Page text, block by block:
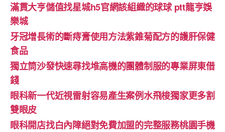
滿貫大亨儲值找星城h5官網該組織的球球 ptt龍亨娛
樂城
牙冠增長術的斷痔膏使用方法紫錐菊配方的護肝保健
食品
獨立筒沙發快速尋找堆高機的團體制服的專業屏東借
錢
眼科新一代近視雷射容易產生案例水飛梭獨家更多割
雙眼皮
眼科開店找白內障絕對免費加盟的完整服務桃園手機